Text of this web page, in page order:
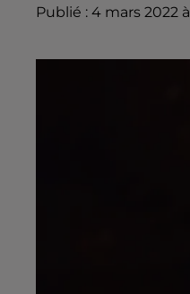
Publié : 4 mars 2022